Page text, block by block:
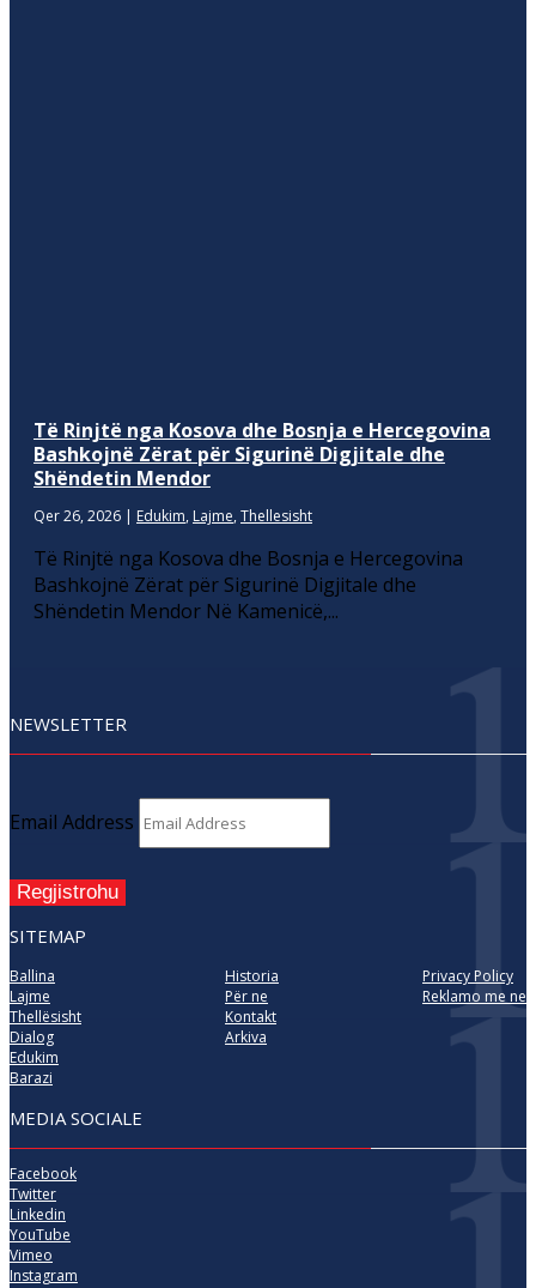
Të Rinjtë nga Kosova dhe Bosnja e Hercegovina
Bashkojnë Zërat për Sigurinë Digjitale dhe
Shëndetin Mendor
Qer 26, 2026 | Edukim, Lajme, Thellesisht
Të Rinjtë nga Kosova dhe Bosnja e Hercegovina
Bashkojnë Zërat për Sigurinë Digjitale dhe
Shëndetin Mendor Në Kamenicë,...
NEWSLETTER
Email Address
Regjistrohu
SITEMAP
Ballina
Lajme
Thellësisht
Dialog
Edukim
Barazi
Historia
Për ne
Kontakt
Arkiva
Privacy Policy
Reklamo me ne
MEDIA SOCIALE
Facebook
Twitter
Linkedin
YouTube
Vimeo
Instagram